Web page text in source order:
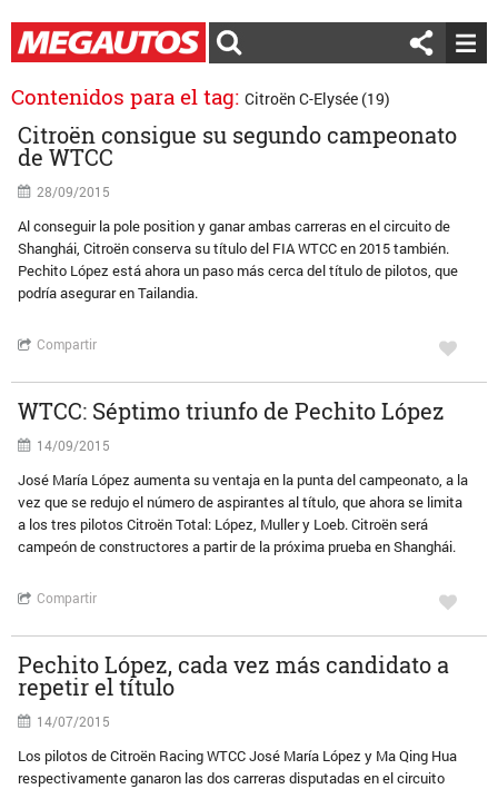
Contenidos para el tag: Citroën C-Elysée (19)
Citroën consigue su segundo campeonato
de WTCC
28/09/2015
Al conseguir la pole position y ganar ambas carreras en el circuito de
Shanghái, Citroën conserva su título del FIA WTCC en 2015 también.
Pechito López está ahora un paso más cerca del título de pilotos, que
podría asegurar en Tailandia.
Compartir
WTCC: Séptimo triunfo de Pechito López
14/09/2015
José María López aumenta su ventaja en la punta del campeonato, a la
vez que se redujo el número de aspirantes al título, que ahora se limita
a los tres pilotos Citroën Total: López, Muller y Loeb. Citroën será
campeón de constructores a partir de la próxima prueba en Shanghái.
Compartir
Pechito López, cada vez más candidato a
repetir el título
14/07/2015
Los pilotos de Citroën Racing WTCC José María López y Ma Qing Hua
respectivamente ganaron las dos carreras disputadas en el circuito